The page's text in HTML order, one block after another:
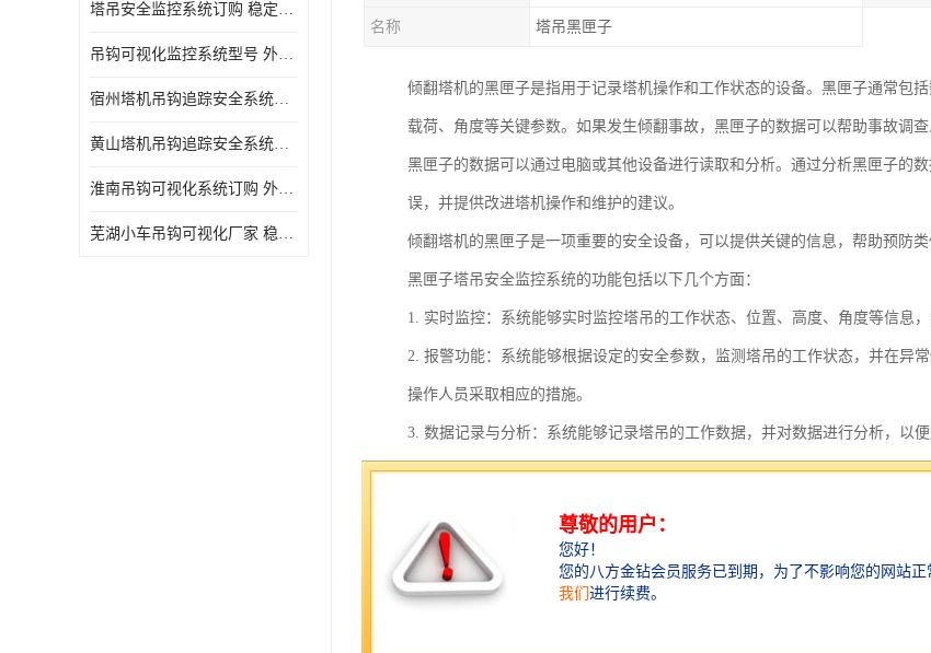
塔吊安全监控系统订购 稳定性高 结构清晰稳定
吊钩可视化监控系统型号 外观简洁大方 信号稳定 抗干扰性强
宿州塔机吊钩追踪安全系统厂家 提高工作效率 结构清晰稳定
黄山塔机吊钩追踪安全系统价格 可远程查看 减少盲吊引发的事故
淮南吊钩可视化系统订购 外观简洁大方 体积小 占用空间小
芜湖小车吊钩可视化厂家 稳定性高 可视吊装 降低盲吊风险
名称 塔吊黑匣子
倾翻塔机的黑匣子是指用于记录塔机操作和工作状态的设备。黑匣子通常包
载荷、角度等关键参数。如果发生倾翻事故，黑匣子的数据可以帮助事故调查
黑匣子的数据可以通过电脑或其他设备进行读取和分析。通过分析黑匣子的
误，并提供改进塔机操作和维护的建议。
倾翻塔机的黑匣子是一项重要的安全设备，可以提供关键的信息，帮助预防
黑匣子塔吊安全监控系统的功能包括以下几个方面：
1. 实时监控：系统能够实时监控塔吊的工作状态、位置、高度、角度等信息
2. 报警功能：系统能够根据设定的安全参数，监测塔吊的工作状态，并在异
操作人员采取相应的措施。
3. 数据记录与分析：系统能够记录塔吊的工作数据，并对数据进行分析，以便
4. 远程控制：系统能够实现对塔吊的远程控制，包括启动、停止、转动、升
5. 视频监控：系统能够通过摄像头对塔吊的工作情况进行实时监控和录像，
6. 数据传输与共享：系统能够将监控数据传输到云端或其他终端设备，实现数
7. 统计报表：系统能够生成塔吊的工作统计报表，包括工作时间、负载情况
总的来说，黑匣子塔吊安全监控系统的功能旨在提高塔吊的安全性和工作效